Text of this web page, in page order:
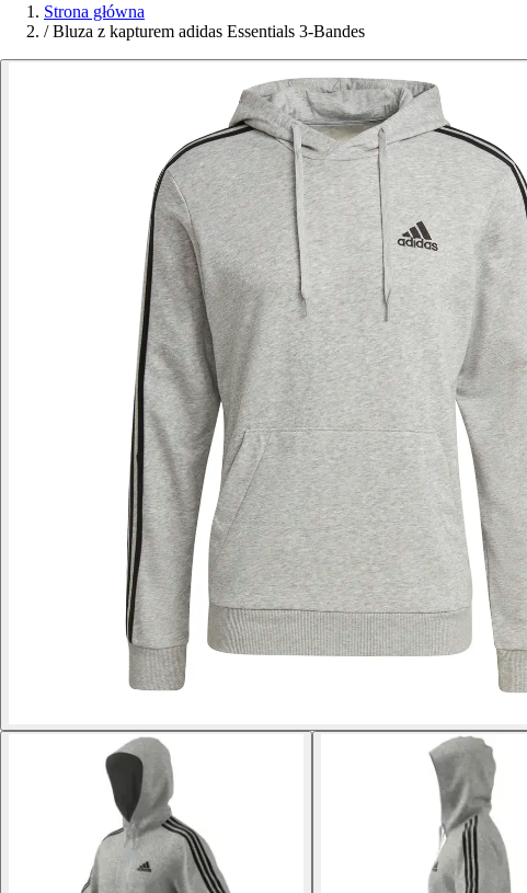
Strona główna
/ Bluza z kapturem adidas Essentials 3-Bandes